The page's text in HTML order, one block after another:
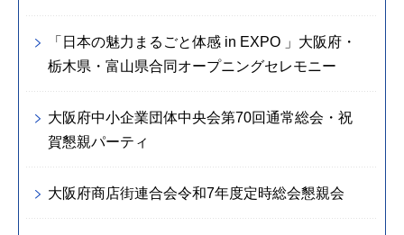
「日本の魅力まるごと体感 in EXPO 」大阪府・
栃木県・富山県合同オープニングセレモニー
大阪府中小企業団体中央会第70回通常総会・祝
賀懇親パーティ
大阪府商店街連合会令和7年度定時総会懇親会